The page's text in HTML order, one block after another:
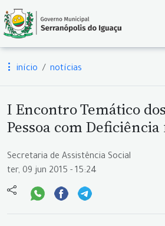
início notícias
I Encontro Temático
Pessoa com
Secretaria de Assistência Social
ter, 09 jun 2015 - 15:24